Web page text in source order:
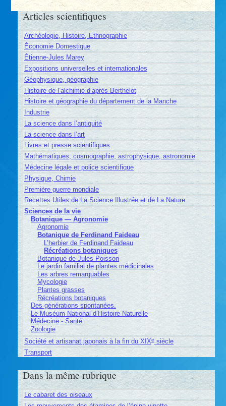
Articles scientifiques
Archéologie, Histoire, Ethnographie
Économie Domestique
Étienne-Jules Marey
Expositions universelles et internationales
Géophysique, géographie
Histoire de l’alchimie d’après Berthelot
Histoire et géographie du département de la Manche
Industrie
La science dans l’antiquité
La science dans l’art
Livres et presse scientifiques
Mathématiques, cosmographie, astrophysique, astronomie
Médecine légale et police scientifique
Physique, Chimie
Première guerre mondiale
Recettes Utiles de La Science Illustrée et de La Nature
Sciences de la vie
Botanique — Agronomie
Agronomie
Botanique de Ferdinand Faideau
L’herbier de Ferdinand Faideau
Récréations botaniques
Botanique de Jules Poisson
Le jardin familial de plantes médicinales
Les arbres remarquables
Mycologie
Plantes grasses
Récréations botaniques
Des générations spontanées.
Le Muséum National d’Histoire Naturelle
Médecine - Santé
Zoologie
Société et artisanat japonais à la fin du XIXesiècle
Transport
Dans la même rubrique
Le cabaret des oiseaux